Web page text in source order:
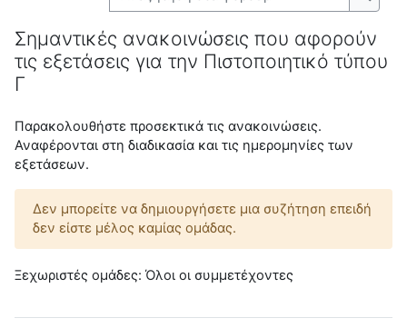
Σημαντικές ανακοινώσεις που αφορούν
τις εξετάσεις για την Πιστοποιητικό τύπου
Γ
Παρακολουθήστε προσεκτικά τις ανακοινώσεις.
Αναφέρονται στη διαδικασία και τις ημερομηνίες των
εξετάσεων.
Δεν μπορείτε να δημιουργήσετε μια συζήτηση επειδή
δεν είστε μέλος καμίας ομάδας.
Ξεχωριστές ομάδες: Όλοι οι συμμετέχοντες